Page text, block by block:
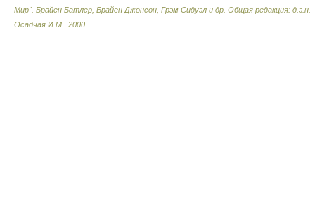
Мир". Брайен Батлер, Брайен Джонсон, Грэм Сидуэл и др. Общая редакция: д.э.н.
Осадчая И.М.
2000